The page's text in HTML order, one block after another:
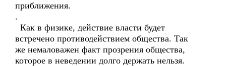
приближения.
.
Как в физике, действие власти будет
встречено противодействием общества. Так
же немаловажен факт прозрения общества,
которое в неведении долго держать нельзя.